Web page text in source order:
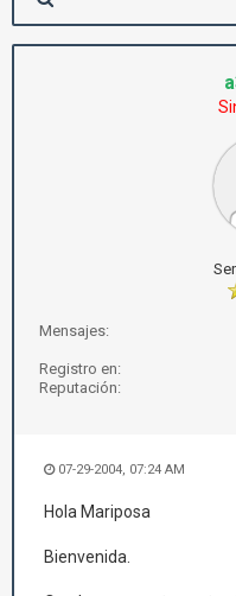
Mensajes:
Registro en:
Reputación:
07-29-2004, 07:24 AM
Hola Mariposa
Bienvenida.